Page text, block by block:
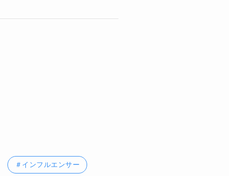
＃インフルエンサー